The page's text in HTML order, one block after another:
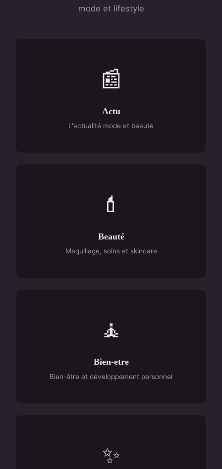
mode et lifestyle
📰
Actu
L'actualité mode et beauté
💄
Beauté
Maquillage, soins et skincare
🧘
Bien-etre
Bien-être et développement personnel
✨